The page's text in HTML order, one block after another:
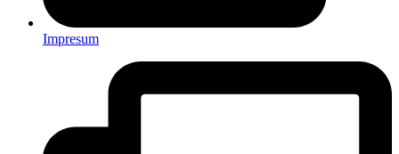
Impresum